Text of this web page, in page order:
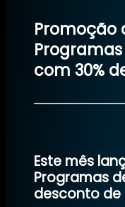
Promoção
com 30%
Este mês
Programas
desconto de